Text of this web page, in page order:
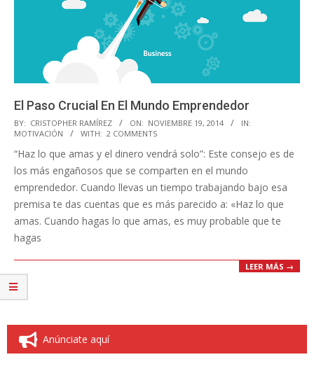
El Paso Crucial En El Mundo Emprendedor
2014-
11-
19
BY: CRISTOPHER RAMÍREZ ON: NOVIEMBRE 19, 2014
IN:
MOTIVACIÓN
WITH: 2 COMMENTS
“Haz lo que amas y el dinero vendrá solo”: Este consejo es de
los más engañosos que se comparten en el mundo
emprendedor. Cuando llevas un tiempo trabajando bajo esa
premisa te das cuentas que es más parecido a: «Haz lo que
amas. Cuando hagas lo que amas, es muy probable que te
hagas
LEER MÁS →
Anúnciate aquí